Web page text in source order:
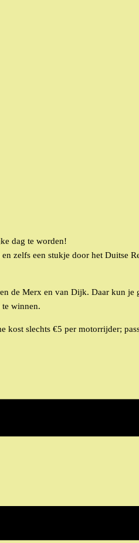
dag te worden!
zelfs een stukje door het Duitse
de Merx en van Dijk. Daar kun
te winnen.
slechts €5 per motorrijder;